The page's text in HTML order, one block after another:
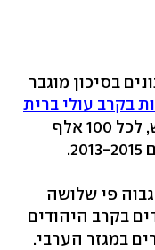
בסיכון מוגבר
בקרב עולי ברית
עמד על 10.3 איש, לכל 100 אלף
פי שלושה
בקרב היהודים